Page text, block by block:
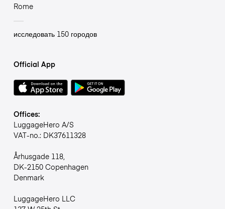
Rome
исследовать 150 городов
Official App
Offices:
LuggageHero A/S
VAT-no.: DK37611328
Århusgade 118,
DK-2150 Copenhagen
Denmark
LuggageHero LLC